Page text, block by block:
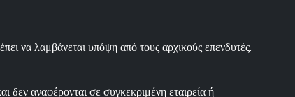
να λαμβάνεται υπόψη από τους αρχικούς επενδυτές.
δεν αναφέρονται σε συγκεκριμένη εταιρεία ή